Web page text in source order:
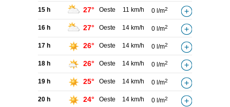
15 h 27° Oeste 11 km/h 0 l/m2
16 h 27° Oeste 14 km/h 0 l/m2
17 h 26° Oeste 14 km/h 0 l/m2
18 h 26° Oeste 14 km/h 0 l/m2
19 h 25° Oeste 14 km/h 0 l/m2
20 h 24° Oeste 14 km/h 0 l/m2